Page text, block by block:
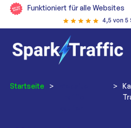
Funktioniert für alle Websites
4,5 von 5
Startseite > >